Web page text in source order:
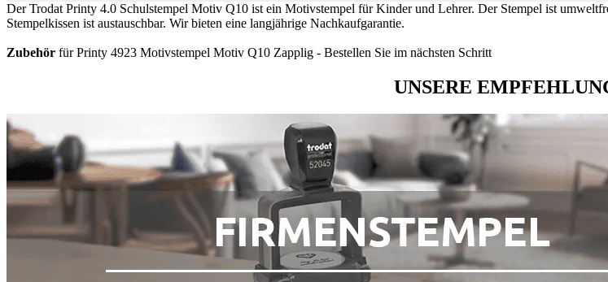
Der Trodat Printy 4.0 Schulstempel Motiv Q10 ist ein Motivstempel für Kinder und Lehrer. Der Stempel ist
Stempelkissen ist austauschbar. Wir bieten eine langjährige Nachkaufgarantie.
Zubehör für Printy 4923 Motivstempel Motiv Q10 Zapplig - Bestellen Sie im nächsten Schritt
UNSERE